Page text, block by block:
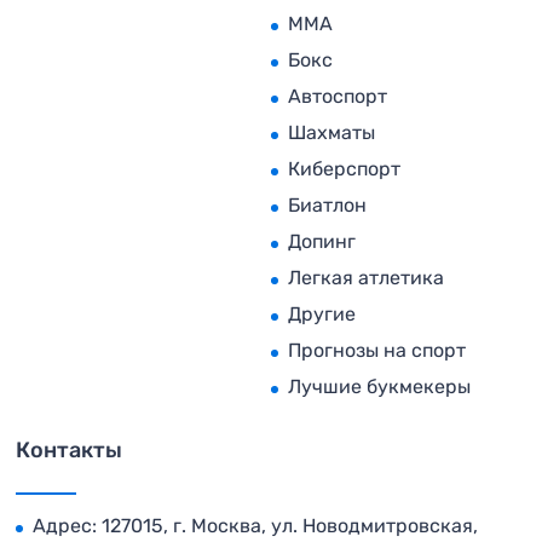
MMA
Бокс
Автоспорт
Шахматы
Киберспорт
Биатлон
Допинг
Легкая атлетика
Другие
Прогнозы на спорт
Лучшие букмекеры
Контакты
Адрес: 127015, г. Москва, ул. Новодмитровская,